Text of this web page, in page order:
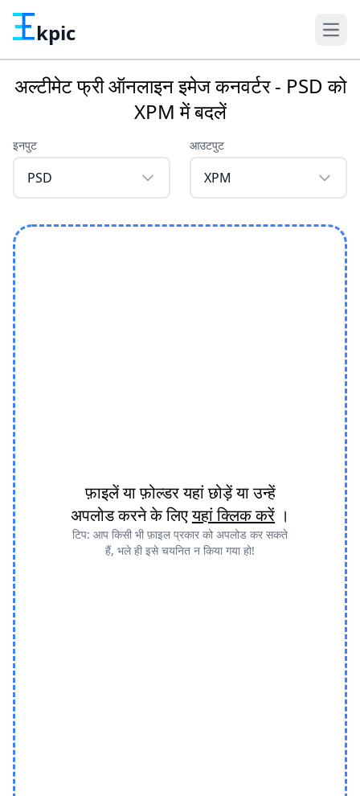
kpic
अल्टीमेट फ्री ऑनलाइन इमेज कनवर्टर - PSD को
XPM में बदलें
इनपुट
PSD
आउटपुट
XPM
फ़ाइलें या फ़ोल्डर यहां छोड़ें या उन्हें
अपलोड करने के लिएयहां क्लिक करें ।
टिप: आप किसी भी फ़ाइल प्रकार को अपलोड कर सकते
हैं, भले ही इसे चयनित न किया गया हो!